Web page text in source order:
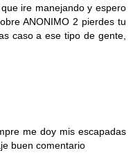
ire manejando y espero
ANONIMO 2 pierdes tu
caso a ese tipo de gente,
me doy mis escapadas
buen comentario